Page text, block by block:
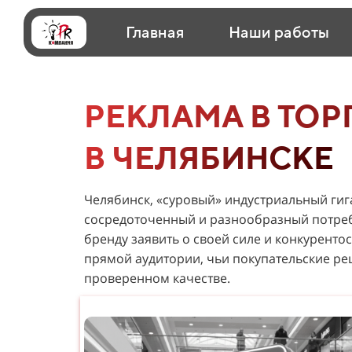
Главная Наши работы
РЕКЛАМА В
В ЧЕЛЯБИНСКЕ
Челябинск, «суровый» индустриальный
сосредоточенный и разнообразный
бренду заявить о своей силе и
прямой аудитории, чьи покупательские
проверенном качестве.